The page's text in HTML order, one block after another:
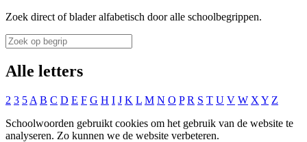
Zoek direct of blader alfabetisch door alle schoolbegrippen.
Alle letters
2 3 5 A B C D E F G H I J K L M N O P R S T U V W X Y Z
Schoolwoorden gebruikt cookies om het gebruik van de website te
analyseren. Zo kunnen we de website verbeteren.